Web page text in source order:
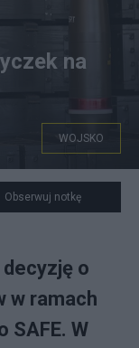
na
WOJSKO
Obserwuj notkę
decyzję o
w ramach
SAFE. W